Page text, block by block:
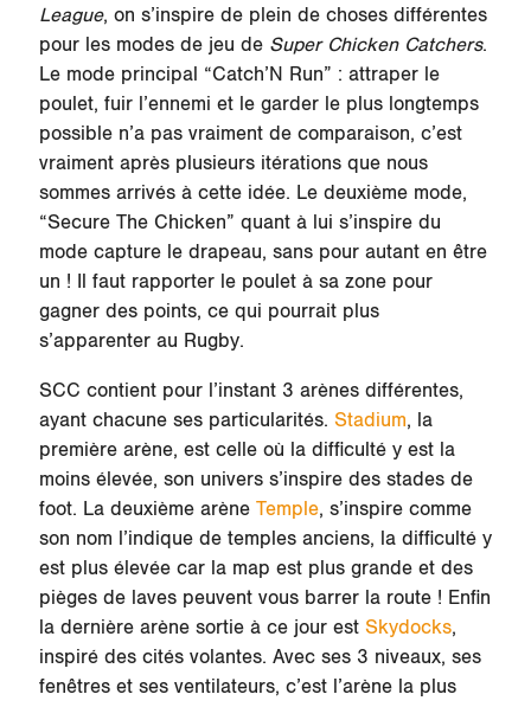
League, on s’inspire de plein de choses différentes
pour les modes de jeu de Super Chicken Catchers.
Le mode principal “Catch’N Run” : attraper le
poulet, fuir l’ennemi et le garder le plus longtemps
possible n’a pas vraiment de comparaison, c’est
vraiment après plusieurs itérations que nous
sommes arrivés à cette idée. Le deuxième mode,
“Secure The Chicken” quant à lui s’inspire du
mode capture le drapeau, sans pour autant en être
un ! Il faut rapporter le poulet à sa zone pour
gagner des points, ce qui pourrait plus
s’apparenter au Rugby.
SCC contient pour l’instant 3 arènes différentes,
ayant chacune ses particularités. Stadium, la
première arène, est celle où la difficulté y est la
moins élevée, son univers s’inspire des stades de
foot. La deuxième arène Temple, s’inspire comme
son nom l’indique de temples anciens, la difficulté y
est plus élevée car la map est plus grande et des
pièges de laves peuvent vous barrer la route ! Enfin
la dernière arène sortie à ce jour est Skydocks,
inspiré des cités volantes. Avec ses 3 niveaux, ses
fenêtres et ses ventilateurs, c’est l’arène la plus